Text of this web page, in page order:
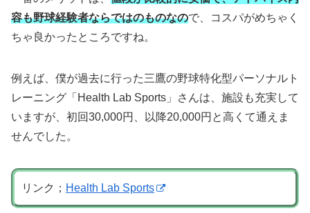
容も野球経験者ならではのものなので、コスパがめちゃく
ちゃ良かったところですね。
例えば、僕が過去に行った三鷹の野球特化型パーソナルト
レーニング「Health Lab Sports」さんは、施設も充実して
いますが、初回30,000円、以降20,000円と高くて通えま
せんでした。
リンク； Health Lab Sports